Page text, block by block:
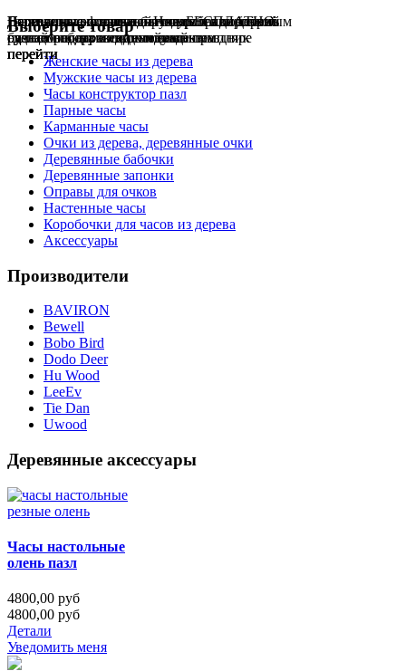
Гравировка на часахобычнаяБЕСПЛАТНО
сделай подарок индивидуальным
перейти
Деревянные флешкии ручкис гравировкой
сделаем подарок эксклюзивным
перейти
Настенные резныечасыНатуральное дерево
ручная работа в единичном экземпляре
перейти
Парные часыотличный подарок влюблённым
на годовщину или семейный праздник
перейти
Деревянные оправыдля очковбез диоптрий
будь стильным всегда и везде
перейти
Выберите товар
Женские часы из дерева
Мужские часы из дерева
Часы конструктор пазл
Парные часы
Карманные часы
Очки из дерева, деревянные очки
Деревянные бабочки
Деревянные запонки
Оправы для очков
Настенные часы
Коробочки для часов из дерева
Аксессуары
Производители
BAVIRON
Bewell
Bobo Bird
Dodo Deer
Hu Wood
LeeEv
Tie Dan
Uwood
Деревянные аксессуары
Часы настольные
олень пазл
4800,00 руб
4800,00 руб
Детали
Уведомить меня